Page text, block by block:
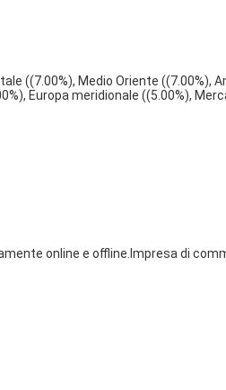
((7.00%), Medio Oriente ((7.00%),
Europa meridionale ((5.00%),
online e offline.Impresa di